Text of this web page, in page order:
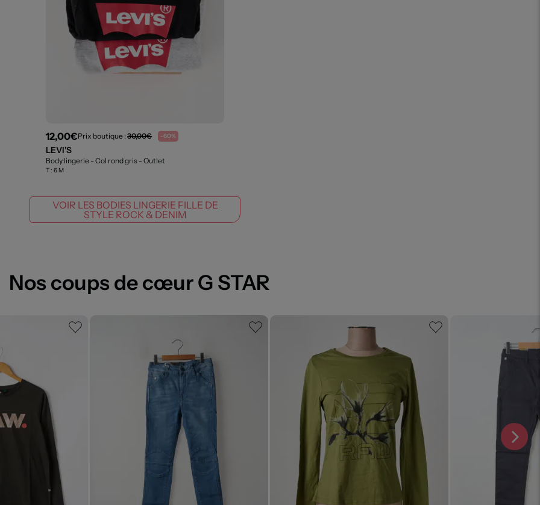
12,00€Prix boutique :30,00€ -60%
LEVI'S
Body lingerie - Col rond gris - Outlet
T :6 M
VOIR LES BODIES LINGERIE FILLE DE
STYLE ROCK & DENIM
Nos coups de cœur G STAR